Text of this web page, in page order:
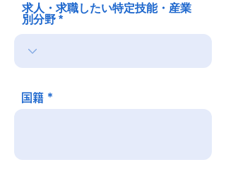
求人・求職したい特定技能・産業
別分野
国籍